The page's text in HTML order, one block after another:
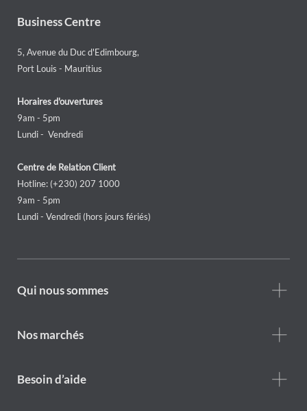
Business Centre
5, Avenue du Duc d'Edimbourg,
Port Louis - Mauritius
Horaires d'ouvertures
9am - 5pm
Lundi - Vendredi
Centre de Relation Client
Hotline: (+230) 207 1000
9am - 5pm
Lundi - Vendredi (hors jours fériés)
Footer
are
Qui nous sommes
Nos marchés
Footer
Besoin d’aide